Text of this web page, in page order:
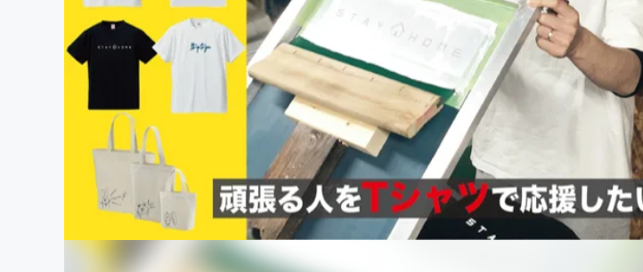
ビジネス・起業 チャレンジ
まちづくり・地域活性化
CAMPFIRE for Social Good
CAMPFIREふるさと納税